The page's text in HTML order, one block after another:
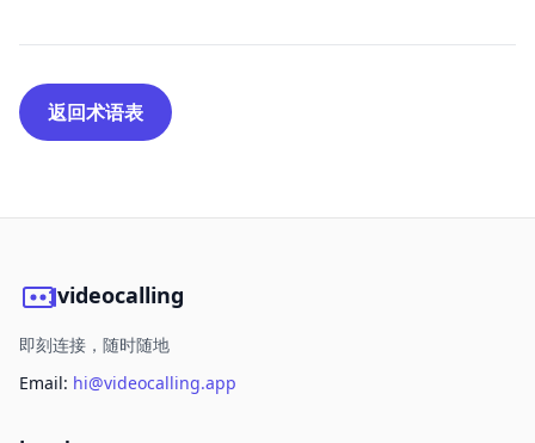
返回术语表
videocalling
即刻连接，随时随地
Email: hi@videocalling.app